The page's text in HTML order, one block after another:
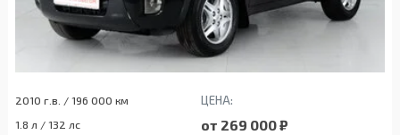
2010 г.в. / 196 000 км ЦЕНА:
1.8 л / 132 лс от 269 000 ₽